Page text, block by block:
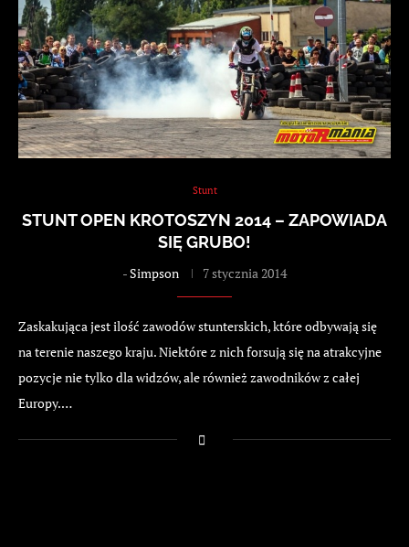
Stunt
STUNT OPEN KROTOSZYN 2014 – ZAPOWIADA
SIĘ GRUBO!
-Simpson 7 stycznia 2014
Zaskakująca jest ilość zawodów stunterskich, które odbywają się
na terenie naszego kraju. Niektóre z nich forsują się na atrakcyjne
pozycje nie tylko dla widzów, ale również zawodników z całej
Europy.…